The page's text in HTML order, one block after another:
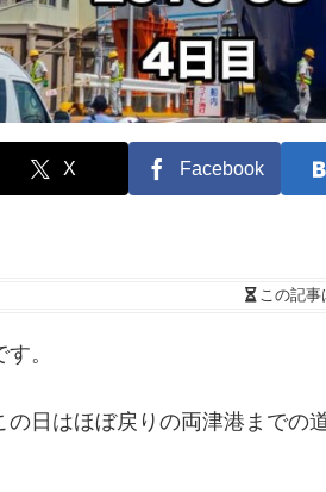
X Facebook
この記事
。
の日はほぼ戻りの両津港までの